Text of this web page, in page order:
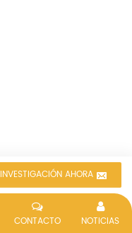
INVESTIGACIÓN AHORA
NOTICIAS
CONTACTO